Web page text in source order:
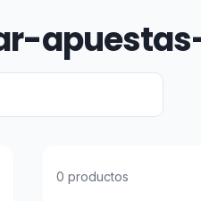
0 productos